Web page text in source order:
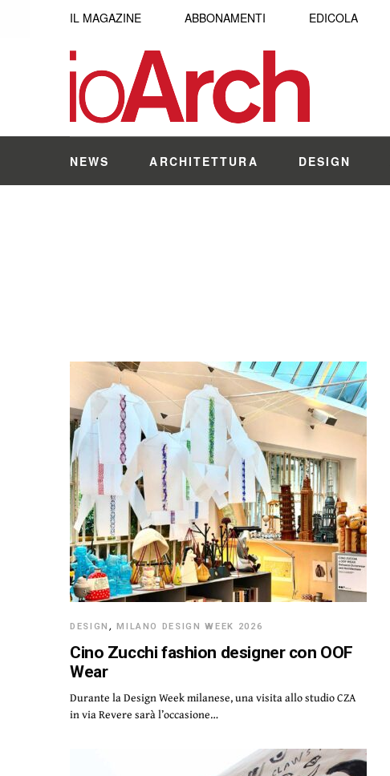
IL MAGAZINE ABBONAMENTI EDICOLA
NEWS ARCHITETTURA DESIGN
DESIGN ,MILANO DESIGN WEEK 2026
Cino Zucchi fashion designer con OOF
Wear
Durante la Design Week milanese, una visita allo studio CZA
in via Revere sarà l’occasione…